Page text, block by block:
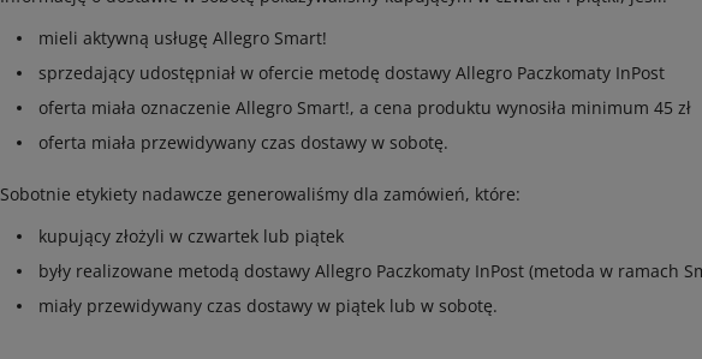
mieli aktywną usługę Allegro Smart!
sprzedający udostępniał w ofercie metodę dostawy Allegro Paczkomaty InPost
oferta miała oznaczenie Allegro Smart!, a cena produktu wynosiła minimum 45 zł
oferta miała przewidywany czas dostawy w sobotę.
Sobotnie etykiety nadawcze generowaliśmy dla zamówień, które:
kupujący złożyli w czwartek lub piątek
były realizowane metodą dostawy Allegro Paczkomaty InPost (metoda w ramach
miały przewidywany czas dostawy w piątek lub w sobotę.